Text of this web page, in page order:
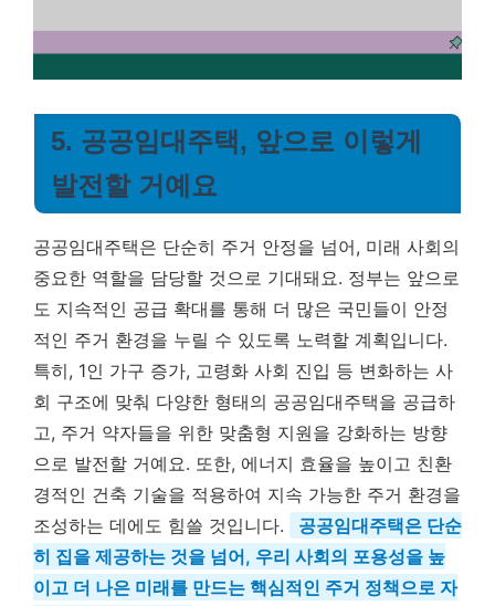
5. 공공임대주택, 앞으로 이렇게
발전할 거예요
공공임대주택은 단순히 주거 안정을 넘어, 미래 사회의
중요한 역할을 담당할 것으로 기대돼요. 정부는 앞으로
도 지속적인 공급 확대를 통해 더 많은 국민들이 안정
적인 주거 환경을 누릴 수 있도록 노력할 계획입니다.
특히, 1인 가구 증가, 고령화 사회 진입 등 변화하는 사
회 구조에 맞춰 다양한 형태의 공공임대주택을 공급하
고, 주거 약자들을 위한 맞춤형 지원을 강화하는 방향
으로 발전할 거예요. 또한, 에너지 효율을 높이고 친환
경적인 건축 기술을 적용하여 지속 가능한 주거 환경을
조성하는 데에도 힘쓸 것입니다.
공공임대주택은 단순
히 집을 제공하는 것을 넘어, 우리 사회의 포용성을 높
이고 더 나은 미래를 만드는 핵심적인 주거 정책으로 자